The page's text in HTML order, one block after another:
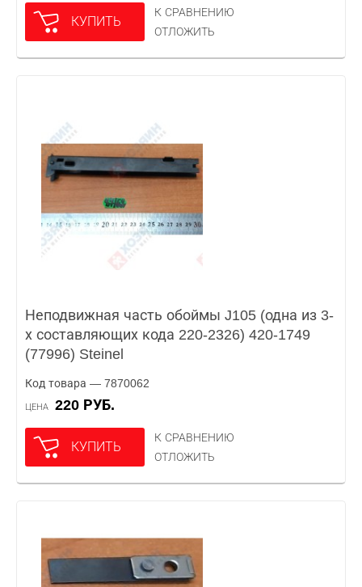
КУПИТЬ
К СРАВНЕНИЮ
ОТЛОЖИТЬ
Неподвижная часть обоймы J105 (одна из 3-
х составляющих кода 220-2326) 420-1749
(77996) Steinel
Код товара — 7870062
ЦЕНА 220 РУБ.
КУПИТЬ
К СРАВНЕНИЮ
ОТЛОЖИТЬ